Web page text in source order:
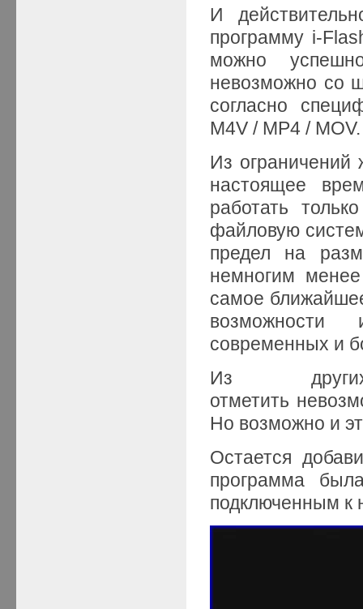
И
программу i-
можно
невозможно со
согласно
M4V / MP4 / MOV.
Из ограничений
настоящее
работать
файловую
предел на
немногим
самое
возможности
современных и
Из
отметить
Но возможно и
Остается
программа
подключенным к